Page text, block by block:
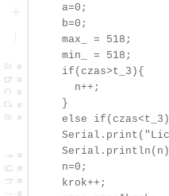
    a=0;
    b=0;
    max_ = 518;
    min_ = 518;
    if(czas>t_3){
      n++;
    }
else
    n=0;
    krok++;